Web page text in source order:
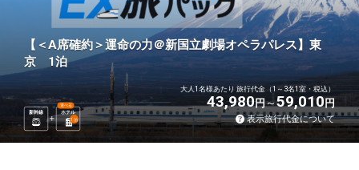
【＜A席確約＞運命の力＠新国立劇場オペラパレス】東
京 1泊
新幹線 ホテル
選べる
1 泊
大人1名様あたり 旅行代金（1～3名1室・税込）
43,980円 59,010円
表示旅行代金について